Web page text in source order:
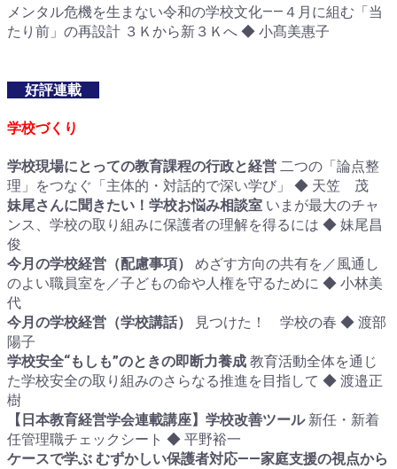
メンタル危機を生まない令和の学校文化――４月に組む「当
たり前」の再設計 ３Ｋから新３Ｋへ ◆ 小髙美惠子
好評連載
学校づくり
学校現場にとっての教育課程の行政と経営 二つの「論点整
理」をつなぐ「主体的・対話的で深い学び」 ◆ 天笠 茂
妹尾さんに聞きたい！学校お悩み相談室 いまが最大のチャ
ンス、学校の取り組みに保護者の理解を得るには ◆ 妹尾昌
俊
今月の学校経営（配慮事項） めざす方向の共有を／風通し
のよい職員室を／子どもの命や人権を守るために ◆ 小林美
代
今月の学校経営（学校講話）
見つけた！ 学校の春 ◆ 渡部
陽子
学校安全“もしも”のときの即断力養成 教育活動全体を通じ
た学校安全の取り組みのさらなる推進を目指して ◆ 渡邉正
樹
【日本教育経営学会連載講座】学校改善ツール 新任・新着
任管理職チェックシート ◆ 平野裕一
ケースで学ぶ むずかしい保護者対応――家庭支援の視点から